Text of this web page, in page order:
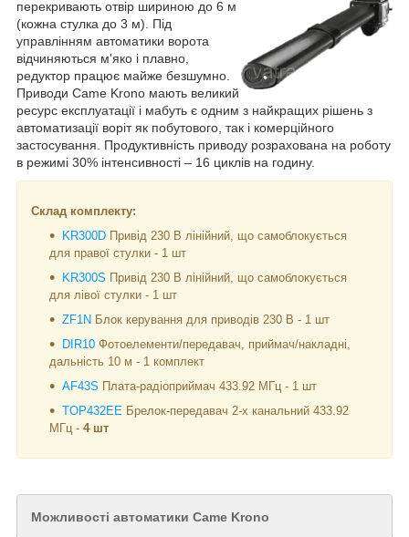
перекривають отвір шириною до 6 м
(кожна стулка до 3 м). Під
управлінням автоматики ворота
відчиняються м'яко і плавно,
редуктор працює майже безшумно.
Приводи Came Krono мають великий
ресурс експлуатації і мабуть є одним з найкращих рішень з
автоматизації воріт як побутового, так і комерційного
застосування. Продуктивність приводу розрахована на роботу
в режимі 30% інтенсивності – 16 циклів на годину.
Склад комплекту:
KR300D Привід 230 В лінійний, що самоблокується
для правої стулки - 1 шт
KR300S Привід 230 В лінійний, що самоблокується
для лівої стулки - 1 шт
ZF1N Блок керування для приводів 230 В - 1 шт
DIR10 Фотоелементи/передавач, приймач/накладні,
дальність 10 м - 1 комплект
AF43S Плата-радіоприймач 433.92 МГц - 1 шт
TOP432EE Брелок-передавач 2-х канальний 433.92
МГц - 4 шт
Можливості автоматики Came Krono